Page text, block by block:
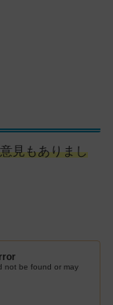
見もありまし
not be found or may